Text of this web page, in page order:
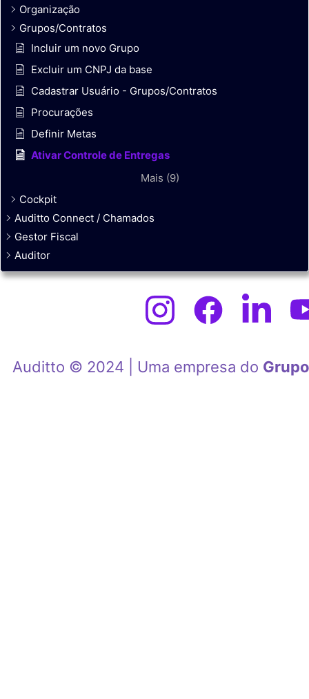
Organização
Grupos/Contratos
Incluir um novo Grupo
Excluir um CNPJ da base
Cadastrar Usuário - Grupos/Contratos
Procurações
Definir Metas
Ativar Controle de Entregas
Mais (9)
Cockpit
Auditto Connect / Chamados
Gestor Fiscal
Auditor
Auditto © 2024 | Uma empresa do